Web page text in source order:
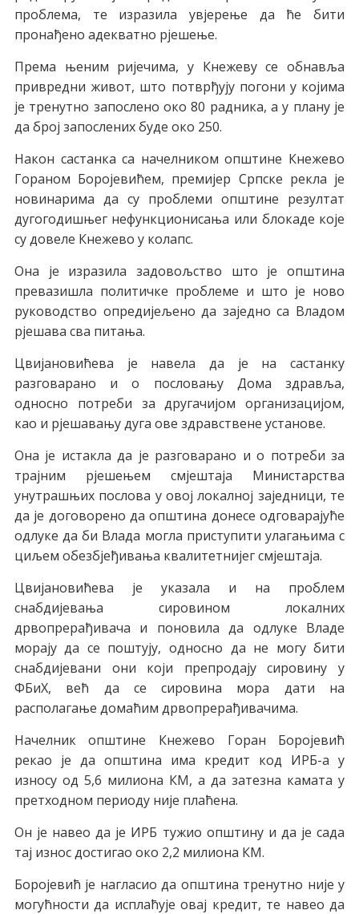
проблема, те изразила увјерење да ће бити
пронађено адекватно рјешење.
Према њеним ријечима, у Кнежеву се обнавља
привредни живот, што потврђују погони у којима
је тренутно запослено око 80 радника, а у плану је
да број запослених буде око 250.
Након састанка са начелником општине Кнежево
Гораном Боројевићем, премијер Српске рекла је
новинарима да су проблеми општине резултат
дугогодишњег нефункционисања или блокаде које
су довеле Кнежево у колапс.
Она је изразила задовољство што је општина
превазишла политичке проблеме и што је ново
руководство опредијељено да заједно са Владом
рјешава сва питања.
Цвијановићева је навела да је на састанку
разговарано и о пословању Дома здравља,
односно потреби за другачијом организацијом,
као и рјешавању дуга ове здравствене установе.
Она је истакла да је разговарано и о потреби за
трајним рјешењем смјештаја Министарства
унутрашњих послова у овој локалној заједници, те
да је договорено да општина донесе одговарајуће
одлуке да би Влада могла приступити улагањима с
циљем обезбјеђивања квалитетнијег смјештаја.
Цвијановићева је указала и на проблем
снабдијевања сировином локалних
дрвопрерађивача и поновила да одлуке Владе
морају да се поштују, односно да не могу бити
снабдијевани они који препродају сировину у
ФБиХ, већ да се сировина мора дати на
располагање домаћим дрвопрерађивачима.
Начелник општине Кнежево Горан Боројевић
рекао је да општина има кредит код ИРБ-а у
износу од 5,6 милиона КМ, а да затезна камата у
претходном периоду није плаћена.
Он је навео да је ИРБ тужио општину и да је сада
тај износ достигао око 2,2 милиона КМ.
Боројевић је нагласио да општина тренутно није у
могућности да исплаћује овај кредит, те навео да